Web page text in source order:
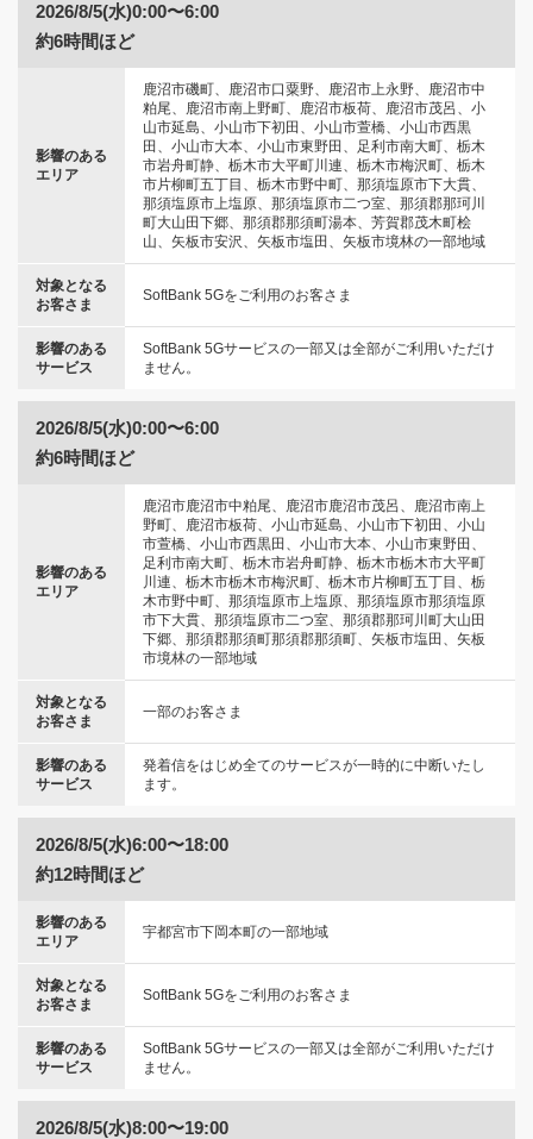
2026/8/5(水)0:00〜6:00
約6時間ほど
影響のある
エリア
鹿沼市磯町、鹿沼市口粟野、鹿沼市上永野、鹿沼市中
粕尾、鹿沼市南上野町、鹿沼市板荷、鹿沼市茂呂、小
山市延島、小山市下初田、小山市萱橋、小山市西黒
田、小山市大本、小山市東野田、足利市南大町、栃木
市岩舟町静、栃木市大平町川連、栃木市梅沢町、栃木
市片柳町五丁目、栃木市野中町、那須塩原市下大貫、
那須塩原市上塩原、那須塩原市二つ室、那須郡那珂川
町大山田下郷、那須郡那須町湯本、芳賀郡茂木町桧
山、矢板市安沢、矢板市塩田、矢板市境林の一部地域
対象となる
お客さま
SoftBank 5Gをご利用のお客さま
影響のある
サービス
SoftBank 5Gサービスの一部又は全部がご利用いただけ
ません。
2026/8/5(水)0:00〜6:00
約6時間ほど
影響のある
エリア
鹿沼市鹿沼市中粕尾、鹿沼市鹿沼市茂呂、鹿沼市南上
野町、鹿沼市板荷、小山市延島、小山市下初田、小山
市萱橋、小山市西黒田、小山市大本、小山市東野田、
足利市南大町、栃木市岩舟町静、栃木市栃木市大平町
川連、栃木市栃木市梅沢町、栃木市片柳町五丁目、栃
木市野中町、那須塩原市上塩原、那須塩原市那須塩原
市下大貫、那須塩原市二つ室、那須郡那珂川町大山田
下郷、那須郡那須町那須郡那須町、矢板市塩田、矢板
市境林の一部地域
対象となる
お客さま
一部のお客さま
影響のある
サービス
発着信をはじめ全てのサービスが一時的に中断いたし
ます。
2026/8/5(水)6:00〜18:00
約12時間ほど
影響のある
エリア
宇都宮市下岡本町の一部地域
対象となる
お客さま
SoftBank 5Gをご利用のお客さま
影響のある
サービス
SoftBank 5Gサービスの一部又は全部がご利用いただけ
ません。
2026/8/5(水)8:00〜19:00